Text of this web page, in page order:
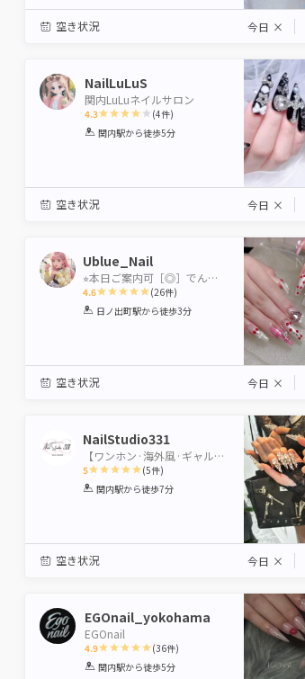
空き状況 今日 ×
NailLuLuS
関内LuLuネイルサロン
4.3
1 2 3 4 5
(4件)
関内駅から徒歩5分
空き状況 今日 ×
Ublue_Nail
⭐︎本日ご案内可［◎］でんわ☎︎やメッセージ
4.6
1 2 3 4 5
(26件)
日ノ出町駅から徒歩3分
空き状況 今日 ×
NailStudio331
【ワンホン·海外風·ギャル•長さだし専門店】
5
1 2 3 4 5
(5件)
関内駅から徒歩7分
空き状況 今日 ×
EGOnail_yokohama
EGOnail
4.9
1 2 3 4 5
(36件)
関内駅から徒歩5分